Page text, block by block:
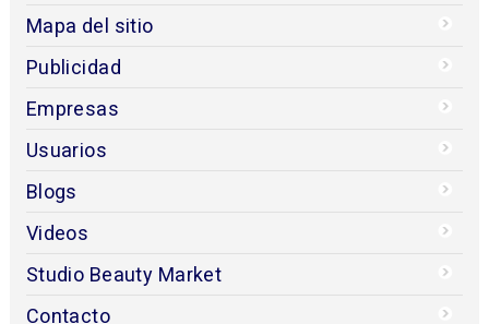
Mapa del sitio
Publicidad
Empresas
Usuarios
Blogs
Videos
Studio Beauty Market
Contacto